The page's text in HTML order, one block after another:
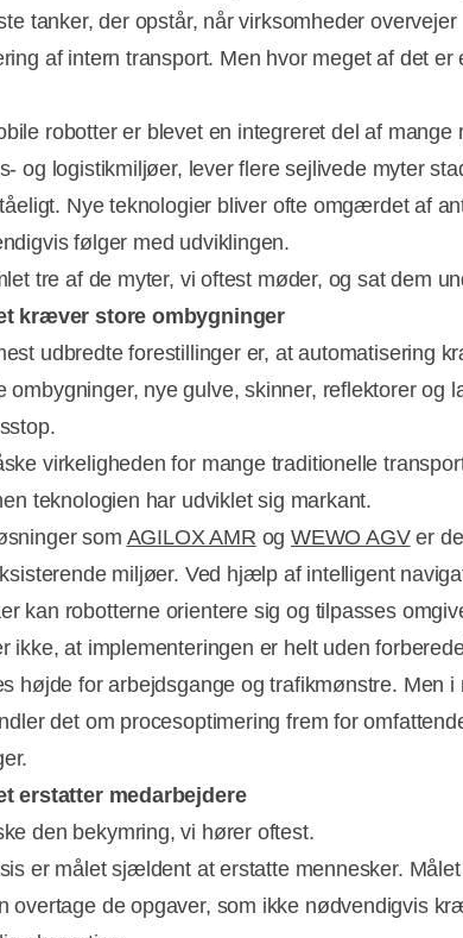
tanker, der opstår, når virksomheder overvejer
af intern transport. Men hvor meget af det er
robotter er blevet en integreret del af mange
og logistikmiljøer, lever flere sejlivede myter
Nye teknologier bliver ofte omgærdet af
følger med udviklingen.
tre af de myter, vi oftest møder, og sat dem
kræver store ombygninger
udbredte forestillinger er, at automatisering
ombygninger, nye gulve, skinner, reflektorer og
virkeligheden for mange traditionelle
teknologien har udviklet sig markant.
som AGILOX AMR og WEWO AGVer
miljøer. Ved hjælp af intelligent
kan robotterne orientere sig og tilpasses
ikke, at implementeringen er helt uden
højde for arbejdsgange og trafikmønstre. Men i
det om procesoptimering frem for
erstatter medarbejdere
den bekymring, vi hører oftest.
er målet sjældent at erstatte mennesker.
overtage de opgaver, som ikke nødvendigvis